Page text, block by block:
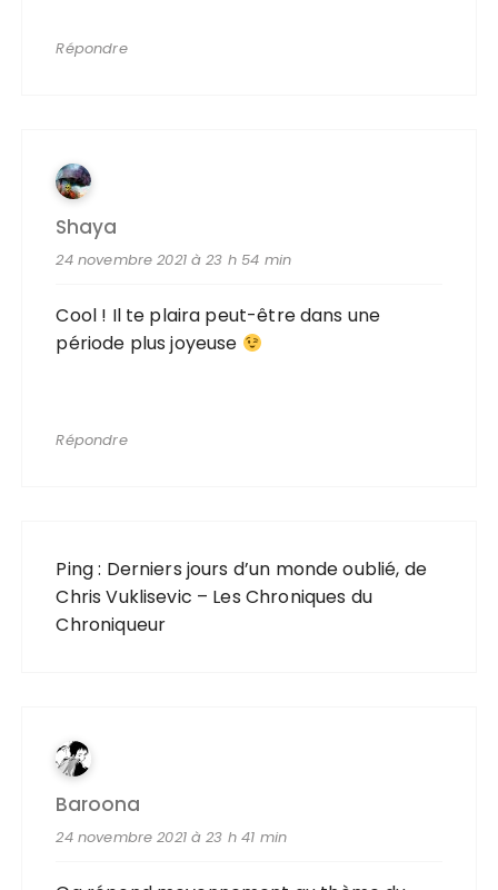
Répondre
Shaya
24 novembre 2021 à 23 h 54 min
Cool ! Il te plaira peut-être dans une
période plus joyeuse
Répondre
Ping : Derniers jours d’un monde oublié, de
Chris Vuklisevic – Les Chroniques du
Chroniqueur
Baroona
24 novembre 2021 à 23 h 41 min